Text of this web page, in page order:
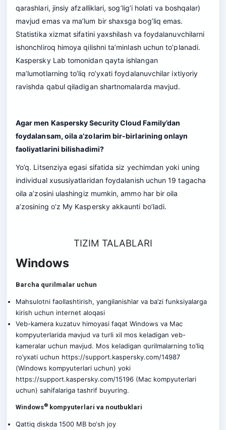
qarashlari, jinsiy afzalliklari, sog’lig’i holati va boshqalar)
mavjud emas va ma’lum bir shaxsga bog’liq emas.
Statistika xizmat sifatini yaxshilash va foydalanuvchilarni
ishonchliroq himoya qilishni ta’minlash uchun to’planadi.
Kaspersky Lab tomonidan qayta ishlangan
ma’lumotlarning to’liq ro’yxati foydalanuvchilar ixtiyoriy
ravishda qabul qiladigan shartnomalarda mavjud.
Agar men Kaspersky Security Cloud Family’dan
foydalansam, oila a’zolarim bir-birlarining onlayn
faoliyatlarini bilishadimi?
Yo’q. Litsenziya egasi sifatida siz yechimdan yoki uning
individual xususiyatlaridan foydalanish uchun 19 tagacha
oila a’zosini ulashingiz mumkin, ammo har bir oila
a’zosining o’z My Kaspersky akkaunti bo’ladi.
TIZIM TALABLARI
Windows
Barcha qurilmalar uchun
Mahsulotni faollashtirish, yangilanishlar va ba’zi funksiyalarga
kirish uchun internet aloqasi
Veb-kamera kuzatuv himoyasi faqat Windows va Mac
kompyuterlarida mavjud va turli xil mos keladigan veb-
kameralar uchun mavjud. Mos keladigan qurilmalarning to’liq
ro’yxati uchun https://support.kaspersky.com/14987
(Windows kompyuterlari uchun) yoki
https://support.kaspersky.com/15196 (Mac kompyuterlari
uchun) sahifalariga tashrif buyuring.
Windows® kompyuterlari va noutbuklari
Qattiq diskda 1500 MB bo‘sh joy